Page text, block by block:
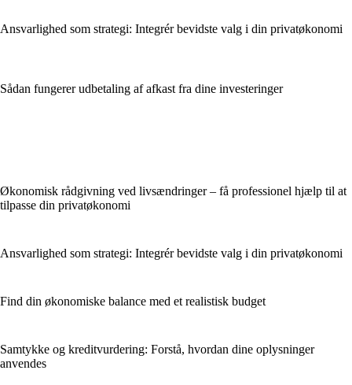
Ansvarlighed som strategi: Integrér bevidste valg i din privatøkonomi
Sådan fungerer udbetaling af afkast fra dine investeringer
Økonomisk rådgivning ved livsændringer – få professionel hjælp til at
tilpasse din privatøkonomi
Ansvarlighed som strategi: Integrér bevidste valg i din privatøkonomi
Find din økonomiske balance med et realistisk budget
Samtykke og kreditvurdering: Forstå, hvordan dine oplysninger
anvendes